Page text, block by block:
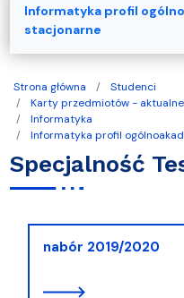
Strona główna
Studenci
Karty przedmiotów -
Informatyka
Informatyka profil
Specjalność
nabór 2019/2020
Informatyka profil
stacjonarne